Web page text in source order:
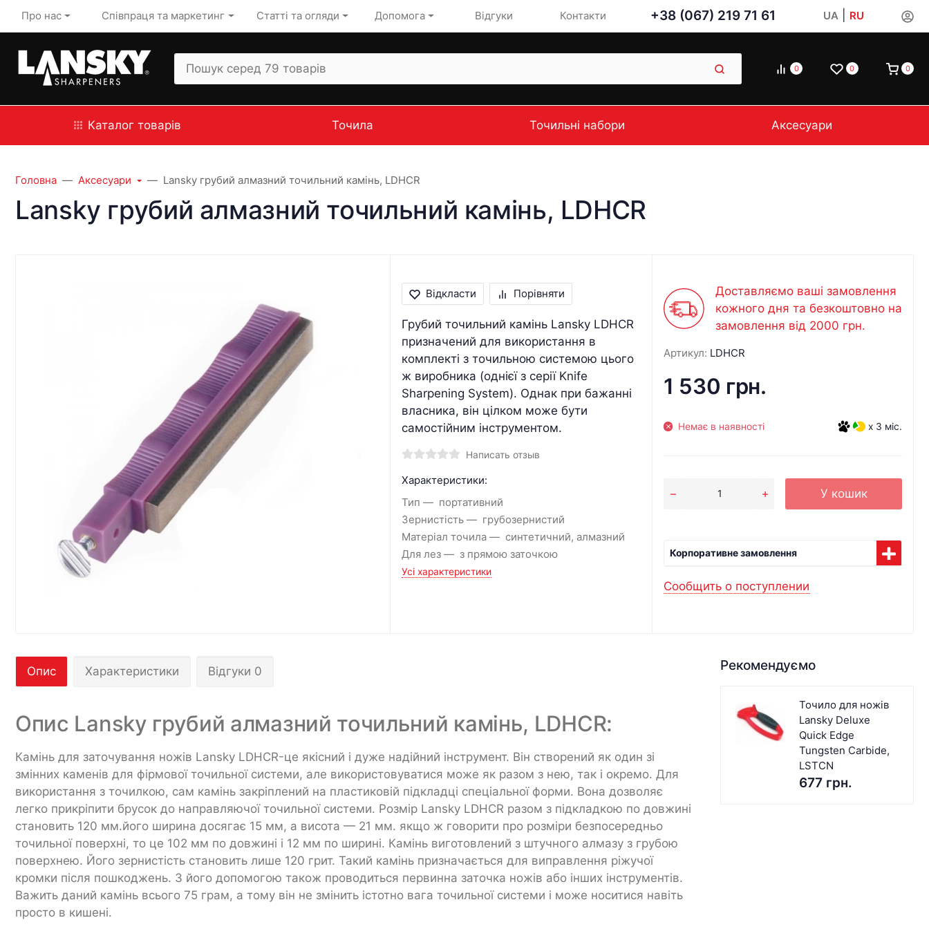
Про нас Співпраця та маркетинг Статті та огляди Допомога Відгуки Контакти +38 (067) 219 71 61 UA RU
0 0 0
Каталог товарів Точила Точильні набори Аксесуари
Головна Аксесуари Lansky грубий алмазний точильний камінь, LDHCR
Lansky грубий алмазний точильний камінь, LDHCR
Відкласти Порівняти
Грубий точильний камінь Lansky LDHCR
призначений для використання в
комплекті з точильною системою цього
ж виробника (однієї з серії Knife
Sharpening System). Однак при бажанні
власника, він цілком може бути
самостійним інструментом.
Написать отзыв
Характеристики:
Тип
портативний
Зернистість
грубозернистий
Матеріал точила
синтетичний, алмазний
Для лез
з прямою заточкою
Усі характеристики
Доставляємо ваші замовлення
кожного дня та безкоштовно на
замовлення від 2000 грн.
Артикул: LDHCR
1 530 грн.
Немає в наявності x 3 міс.
У кошик
Корпоративне замовлення
Сообщить о поступлении
Опис Характеристики Відгуки 0
Опис Lansky грубий алмазний точильний камінь, LDHCR:
Камінь для заточування ножів Lansky LDHCR-це якісний і дуже надійний інструмент. Він створений як один зі
змінних каменів для фірмової точильної системи, але використовуватися може як разом з нею, так і окремо. Для
використання з точилкою, сам камінь закріплений на пластиковій підкладці спеціальної форми. Вона дозволяє
легко прикріпити брусок до направляючої точильної системи. Розмір Lansky LDHCR разом з підкладкою по довжині
становить 120 мм.його ширина досягає 15 мм, а висота — 21 мм. якщо ж говорити про розміри безпосередньо
точильної поверхні, то це 102 мм по довжині і 12 мм по ширині. Камінь виготовлений з штучного алмазу з грубою
поверхнею. Його зернистість становить лише 120 грит. Такий камінь призначається для виправлення ріжучої
кромки після пошкоджень. З його допомогою також проводиться первинна заточка ножів або інших інструментів.
Важить даний камінь всього 75 грам, а тому він не змінить істотно вага точильної системи і може носитися навіть
просто в кишені.
Рекомендуємо
Точило для ножів
Lansky Deluxe
Quick Edge
Tungsten Carbide,
LSTCN
677 грн.